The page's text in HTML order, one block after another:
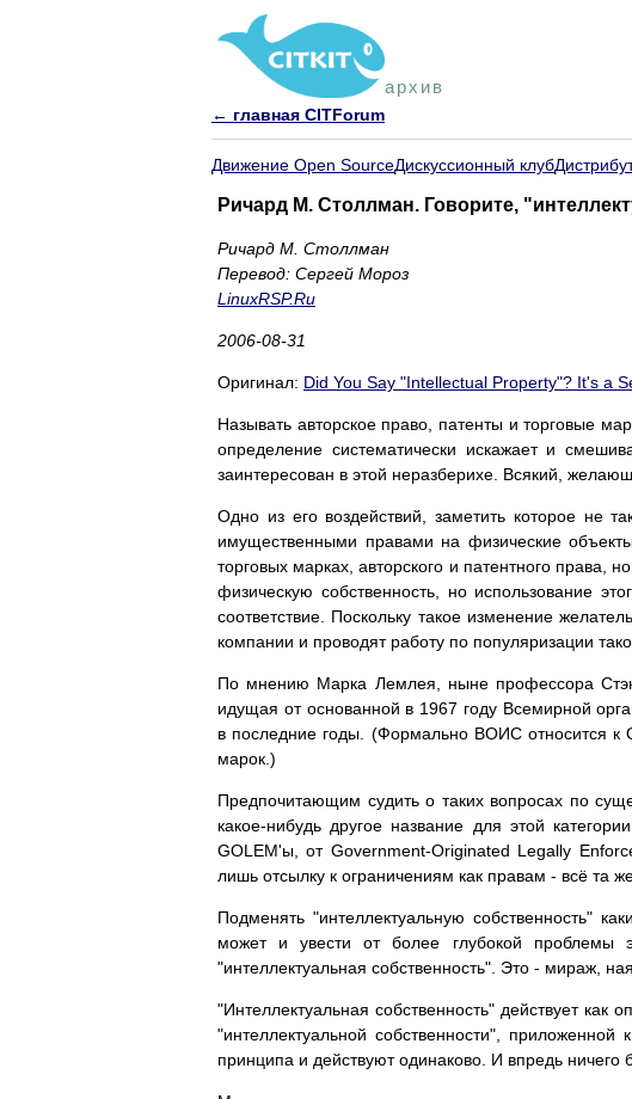
архив
← главная CITForum
Движение Open SourceДискуссионный клуб
Ричард М. Столлман. Говорите,
Ричард М. Столлман
Перевод: Сергей Мороз
LinuxRSP.Ru
2006-08-31
Оригинал: Did You Say "Intellectual Property"? It's a
Называть авторское право, патенты и торговые
определение систематически искажает и
заинтересован в этой неразберихе. Всякий,
Одно из его воздействий, заметить которое не
имущественными правами на физические
торговых марках, авторского и патентного права,
физическую собственность, но использование
соответствие. Поскольку такое изменение
компании и проводят работу по популяризации
По мнению Марка Лемлея, ныне профессора
идущая от основанной в 1967 году Всемирной
в последние годы. (Формально ВОИС относится к
марок.)
Предпочитающим судить о таких вопросах по
какое-нибудь другое название для этой
GOLEM'ы, от Government-Originated Legally
лишь отсылку к ограничениям как правам - всё та
Подменять "интеллектуальную собственность"
может и увести от более глубокой проблемы
"интеллектуальная собственность". Это - мираж,
"Интеллектуальная собственность" действует
"интеллектуальной собственности",
принципа и действуют одинаково. И впредь ничего